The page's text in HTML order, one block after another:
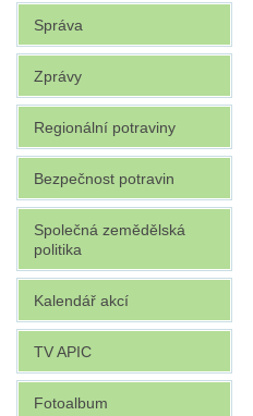
Správa
Zprávy
Regionální potraviny
Bezpečnost potravin
Společná zemědělská
politika
Kalendář akcí
TV APIC
Fotoalbum